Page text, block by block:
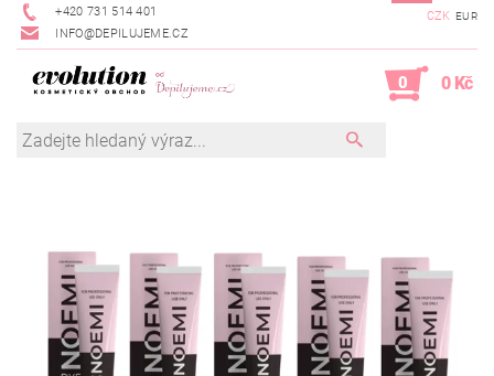
+420 731 514 401
INFO@DEPILUJEME.CZ
CZK EUR
0 0 Kč